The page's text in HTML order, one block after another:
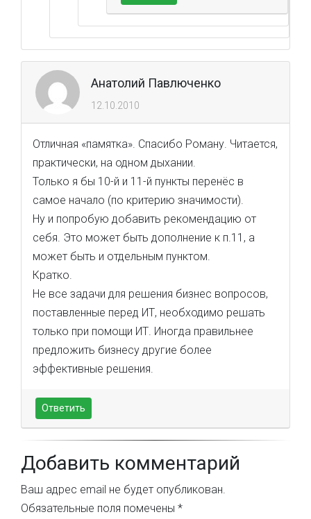
Анатолий Павлюченко
12.10.2010
Отличная «памятка». Спасибо Роману. Читается,
практически, на одном дыхании.
Только я бы 10-й и 11-й пункты перенёс в
самое начало (по критерию значимости).
Ну и попробую добавить рекомендацию от
себя. Это может быть дополнение к п.11, а
может быть и отдельным пунктом.
Кратко.
Не все задачи для решения бизнес вопросов,
поставленные перед ИТ, необходимо решать
только при помощи ИТ. Иногда правильнее
предложить бизнесу другие более
эффективные решения.
Ответить
Добавить комментарий
Ваш адрес email не будет опубликован.
Обязательные поля помечены *